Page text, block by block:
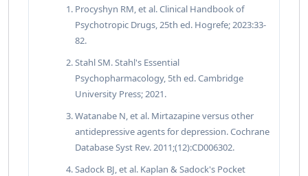
Procyshyn RM, et al. Clinical Handbook of
Psychotropic Drugs, 25th ed. Hogrefe; 2023:33-
82.
Stahl SM. Stahl's Essential
Psychopharmacology, 5th ed. Cambridge
University Press; 2021.
Watanabe N, et al. Mirtazapine versus other
antidepressive agents for depression. Cochrane
Database Syst Rev. 2011;(12):CD006302.
Sadock BJ, et al. Kaplan & Sadock's Pocket